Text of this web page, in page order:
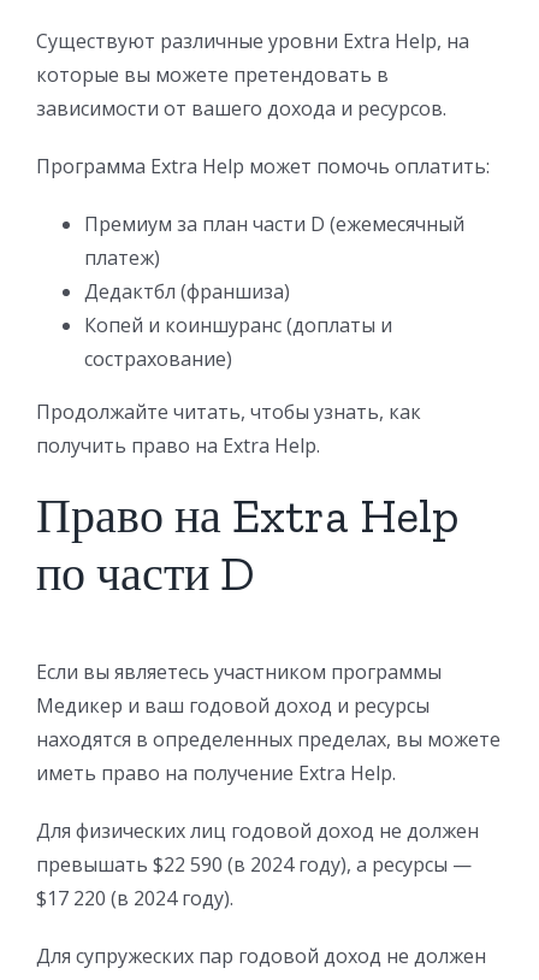
Существуют различные уровни Extra Help, на
которые вы можете претендовать в
зависимости от вашего дохода и ресурсов.
Программа Extra Help может помочь оплатить:
Премиум за план части D (ежемесячный
платеж)
Дедактбл (франшиза)
Копей и коиншуранс (доплаты и
сострахование)
Продолжайте читать, чтобы узнать, как
получить право на Extra Help.
Право на Extra Help
по части D
Если вы являетесь участником программы
Медикер и ваш годовой доход и ресурсы
находятся в определенных пределах, вы можете
иметь право на получение Extra Help.
Для физических лиц годовой доход не должен
превышать $22 590 (в 2024 году), а ресурсы —
$17 220 (в 2024 году).
Для супружеских пар годовой доход не должен